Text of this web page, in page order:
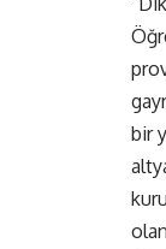
bir